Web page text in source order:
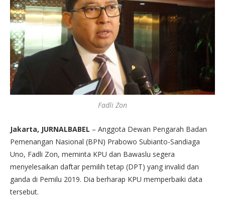
Fadli Zon
Jakarta, JURNALBABEL – Anggota Dewan Pengarah Badan
Pemenangan Nasional (BPN) Prabowo Subianto-Sandiaga
Uno, Fadli Zon, meminta KPU dan Bawaslu segera
menyelesaikan daftar pemilih tetap (DPT) yang invalid dan
ganda di Pemilu 2019. Dia berharap KPU memperbaiki data
tersebut.